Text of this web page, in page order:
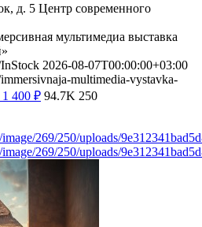
д. 5 Центр современного
мультимедиа выставка
2026-08-07T00:00:00+03:00
multimedia-vystavka-
1 400 ₽ 94.7K 250
269/250/uploads/
269/250/uploads/